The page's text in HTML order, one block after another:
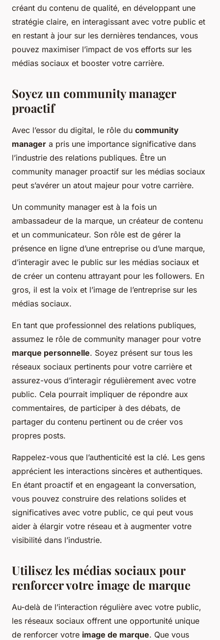
créant du contenu de qualité, en développant une
stratégie claire, en interagissant avec votre public et
en restant à jour sur les dernières tendances, vous
pouvez maximiser l’impact de vos efforts sur les
médias sociaux et booster votre carrière.
Soyez un community manager
proactif
Avec l’essor du digital, le rôle du community
manager a pris une importance significative dans
l’industrie des relations publiques. Être un
community manager proactif sur les médias sociaux
peut s’avérer un atout majeur pour votre carrière.
Un community manager est à la fois un
ambassadeur de la marque, un créateur de contenu
et un communicateur. Son rôle est de gérer la
présence en ligne d’une entreprise ou d’une marque,
d’interagir avec le public sur les médias sociaux et
de créer un contenu attrayant pour les followers. En
gros, il est la voix et l’image de l’entreprise sur les
médias sociaux.
En tant que professionnel des relations publiques,
assumez le rôle de community manager pour votre
marque personnelle. Soyez présent sur tous les
réseaux sociaux pertinents pour votre carrière et
assurez-vous d’interagir régulièrement avec votre
public. Cela pourrait impliquer de répondre aux
commentaires, de participer à des débats, de
partager du contenu pertinent ou de créer vos
propres posts.
Rappelez-vous que l’authenticité est la clé. Les gens
apprécient les interactions sincères et authentiques.
En étant proactif et en engageant la conversation,
vous pouvez construire des relations solides et
significatives avec votre public, ce qui peut vous
aider à élargir votre réseau et à augmenter votre
visibilité dans l’industrie.
Utilisez les médias sociaux pour
renforcer votre image de marque
Au-delà de l’interaction régulière avec votre public,
les réseaux sociaux offrent une opportunité unique
de renforcer votre image de marque. Que vous